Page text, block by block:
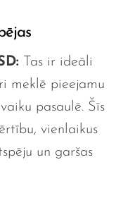
Tas ir ideāli
meklē pieejamu
pasaulē. Šīs
vienlaikus
un garšas